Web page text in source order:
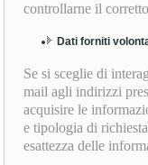
controllarne il
Dati forniti
Se si sceglie di
mail agli indirizzi
acquisire le
e tipologia di
esattezza delle